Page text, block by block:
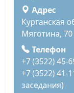
Адрес
Курганская
Мяготина, 70
Телефон
+7 (3522) 45-
+7 (3522) 41-
заседания)